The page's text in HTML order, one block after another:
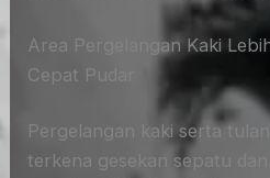
Area Pergelangan Kaki
Cepat Pudar
Pergelangan kaki serta
terkena gesekan sepatu